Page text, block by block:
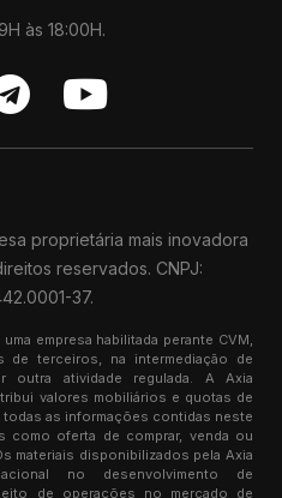
às 18:00H.
proprietária mais inovadora
reservados. CNPJ:
37.
empresa habilitada perante CVM,
de terceiros, na intermediação de
outra atividade regulada. A Axia
valores mobiliários e quotas de
as informações contidas neste
como oferta de comprar, venda ou
materiais disponibilizados pela Axia
no desenvolvimento de
de operações no mercado de